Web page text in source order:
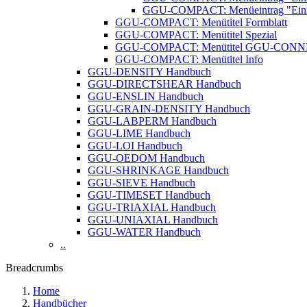
GGU-COMPACT: Menüeintrag
GGU-COMPACT: Menütitel Formblatt
GGU-COMPACT: Menütitel Spezial
GGU-COMPACT: Menütitel GGU-
GGU-COMPACT: Menütitel Info
GGU-DENSITY Handbuch
GGU-DIRECTSHEAR Handbuch
GGU-ENSLIN Handbuch
GGU-GRAIN-DENSITY Handbuch
GGU-LABPERM Handbuch
GGU-LIME Handbuch
GGU-LOI Handbuch
GGU-OEDOM Handbuch
GGU-SHRINKAGE Handbuch
GGU-SIEVE Handbuch
GGU-TIMESET Handbuch
GGU-TRIAXIAL Handbuch
GGU-UNIAXIAL Handbuch
GGU-WATER Handbuch
..
Breadcrumbs
Home
Handbücher